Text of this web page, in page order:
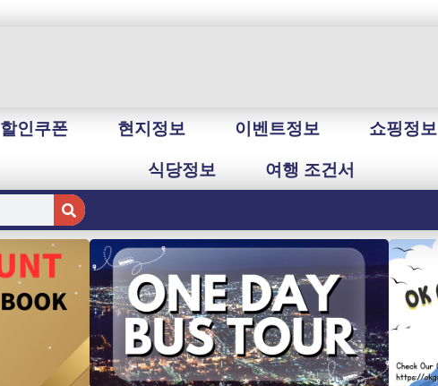
할인쿠폰 현지정보 이벤트정보 쇼핑정보
식당정보
여행 조건서